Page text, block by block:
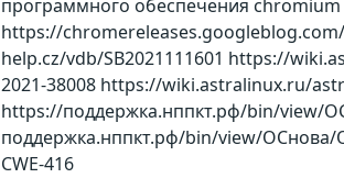
программного обеспечения chromium
https://
help.cz/vdb/SB2021111601 https://
2021-38008 https://wiki.astralinux.ru/
https://поддержка.нппкт.рф/bin/view/
поддержка.нппкт.рф/bin/view/ОСнова/
CWE-416